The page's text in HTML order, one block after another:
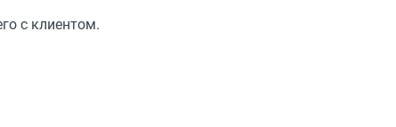
с клиентом.